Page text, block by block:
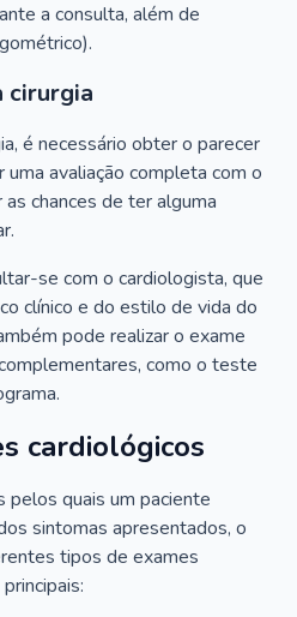
a consulta, além de
cirurgia
é necessário obter o parecer
uma avaliação completa com o
chances de ter alguma
se com o cardiologista, que
clínico e do estilo de vida do
pode realizar o exame
como o teste
cardiológicos
quais um paciente
sintomas apresentados, o
tipos de exames